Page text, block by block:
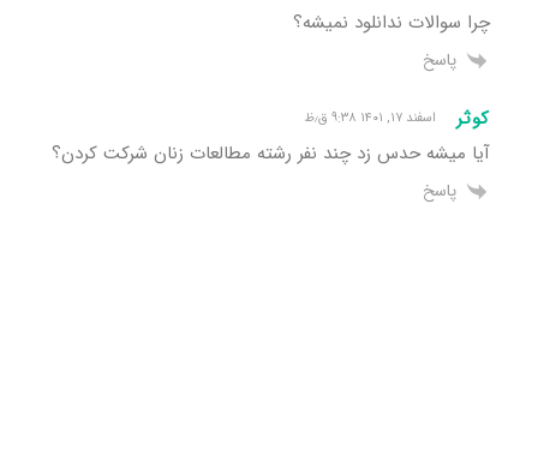
چرا سوالات ندانلود نمیشه؟
پاسخ
کوثر اسفند ۱۷, ۱۴۰۱ ۹:۳۸ ق٫ظ
آیا میشه حدس زد چند نفر رشته مطالعات زنان شرکت کردن؟
پاسخ